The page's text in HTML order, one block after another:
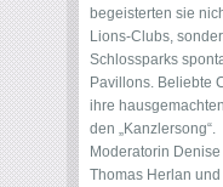
begeisterten sie
Lions-Clubs,
Schlossparks
Pavillons. Beliebte
ihre
den „Kanzlersong“.
Moderatorin
Thomas Herlan